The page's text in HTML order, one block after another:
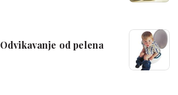
od pelena